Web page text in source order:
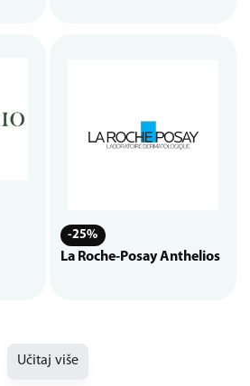
-25%
La Roche-Posay Anthelios
Učitaj više